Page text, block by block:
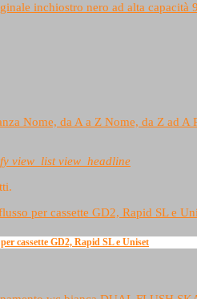
inchiostro nero ad alta capacità
Nome, da A a Z Nome, da Z ad A
view_list view_headline
cassette GD2, Rapid SL e Uniset